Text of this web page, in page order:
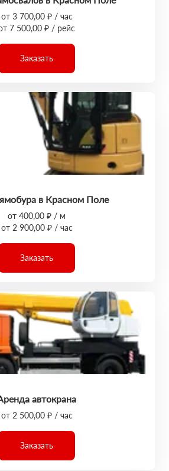
от 3 700,00 ₽ / час
7 500,00 ₽ / рейс
Заказать
в Красном Поле
от 400,00 ₽ / м
от 2 900,00 ₽ / час
Заказать
автокрана
от 2 500,00 ₽ / час
Заказать